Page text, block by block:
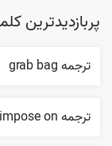
پربازدیدترین
ترجمه grab bag
ترجمه impose on